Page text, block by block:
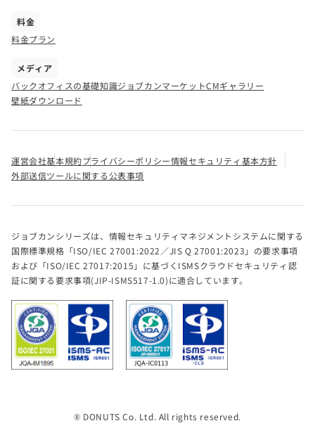
料金
料金プラン
メディア
バックオフィスの基礎知識ジョブカンマーケットCMギャラリー
壁紙ダウンロード
運営会社基本規約プライバシーポリシー情報セキュリティ基本方針
外部送信ツールに関する公表事項
ジョブカンシリーズは、情報セキュリティマネジメントシステムに関する
国際標準規格「ISO/IEC 27001:2022／JIS Q 27001:2023」の要求事項
および「ISO/IEC 27017:2015」に基づくISMSクラウドセキュリティ認
証に関する要求事項(JIP-ISMS517-1.0)に適合しています。
® DONUTS Co. Ltd. All rights reserved.